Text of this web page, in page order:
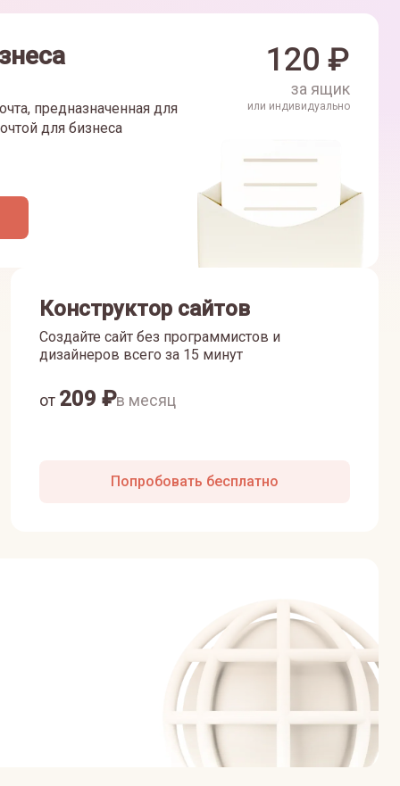
предназначенная для
для бизнеса
120 ₽
за ящик
или индивидуально
Конструктор сайтов
Создайте сайт без программистов и
дизайнеров всего за 15 минут
от 209 ₽в месяц
Попробовать бесплатно